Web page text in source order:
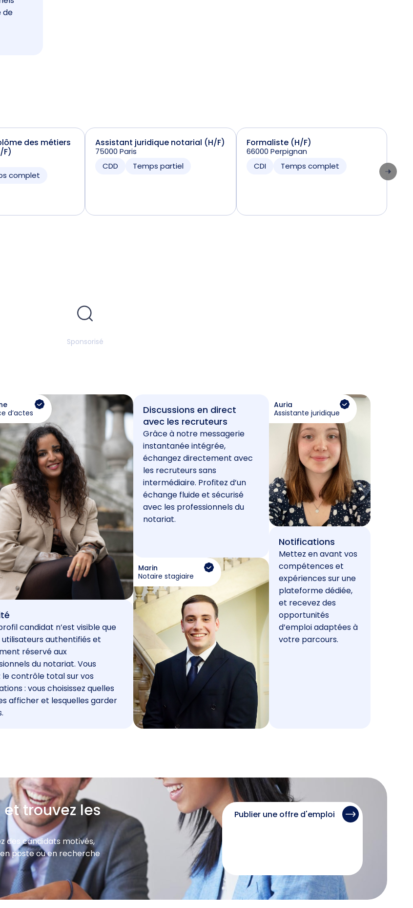
de
des métiers
F)
complet
Assistant juridique notarial (H/F)
75000 Paris
CDD
Temps partiel
Formaliste (H/F)
66000 Perpignan
CDI
Temps complet
Sponsorisé
d’actes
candidat n’est visible que
utilisateurs authentifiés et
réservé aux
du notariat. Vous
le contrôle total sur vos
: vous choisissez quelles
afficher et lesquelles garder
Discussions en direct
avec les recruteurs
Grâce à notre messagerie
instantanée intégrée,
échangez directement avec
les recruteurs sans
intermédiaire. Profitez d’un
échange fluide et sécurisé
avec les professionnels du
notariat.
Marin
Notaire stagiaire
Auria
Assistante juridique
Notifications
Mettez en avant vos
compétences et
expériences sur une
plateforme dédiée,
et recevez des
opportunités
d’emploi adaptées à
votre parcours.
et trouvez les
des candidats motivés,
poste ou en recherche
Publier une offre d'emploi